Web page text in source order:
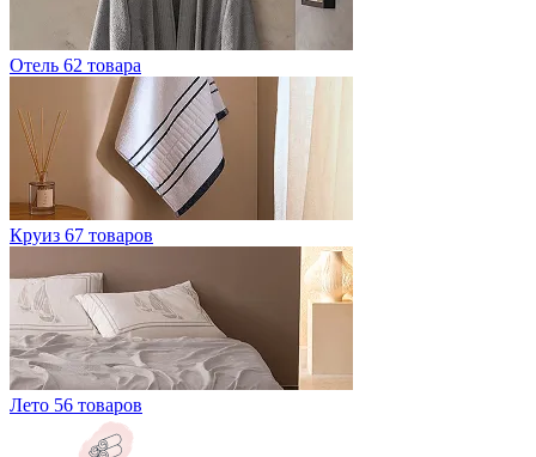
Отель 62 товара
Круиз 67 товаров
Лето 56 товаров